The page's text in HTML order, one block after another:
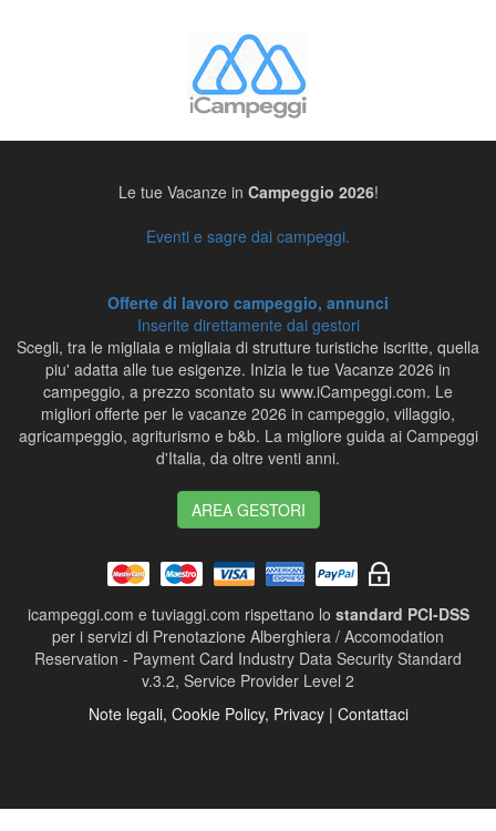
Le tue Vacanze in Campeggio 2026!
Eventi e sagre dai campeggi.
Offerte di lavoro campeggio, annunci
Inserite direttamente dai gestori
Scegli, tra le migliaia e migliaia di strutture turistiche iscritte, quella
piu' adatta alle tue esigenze. Inizia le tue Vacanze 2026 in
campeggio, a prezzo scontato su www.iCampeggi.com. Le
migliori offerte per le vacanze 2026 in campeggio, villaggio,
agricampeggio, agriturismo e b&b. La migliore guida ai Campeggi
d'Italia, da oltre venti anni.
AREA GESTORI
icampeggi.com e tuviaggi.com rispettano lo standard PCI-DSS
per i servizi di Prenotazione Alberghiera / Accomodation
Reservation - Payment Card Industry Data Security Standard
v.3.2, Service Provider Level 2
Note legali, Cookie Policy, Privacy | Contattaci